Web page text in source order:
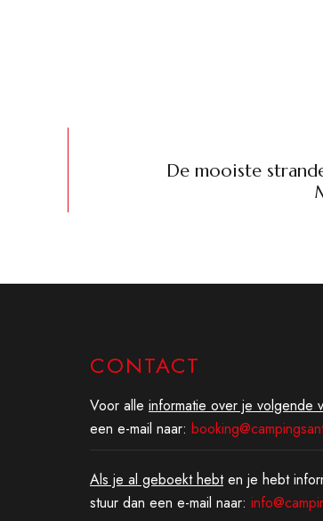
De mooiste
CONTACT
Voor alle informatie over je volgende
een e-mail naar:
Als je al geboekt hebten je hebt
stuur dan een e-mail naar: